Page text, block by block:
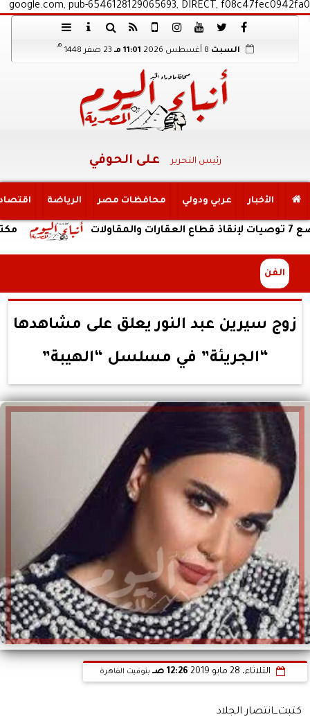
google.com, pub-6546128129065693, DIRECT, f08c47fec0942fa0
السبت 11:01 مـ 23 صفر 1448
هـ
رئيس التحرير على الحوفي
الأخبار عربي ودولي محافظات مصر الرياضة
مكتب
الفن
زوج سيرين عبد النور يعلق على مشاهدها
“الجريئة” في مسلسل “الهيبة”
الثلاثاء، 28 مايو 2019 12:26 صـ بتوقيت القاهرة
كتبت_انتصار الجلاد